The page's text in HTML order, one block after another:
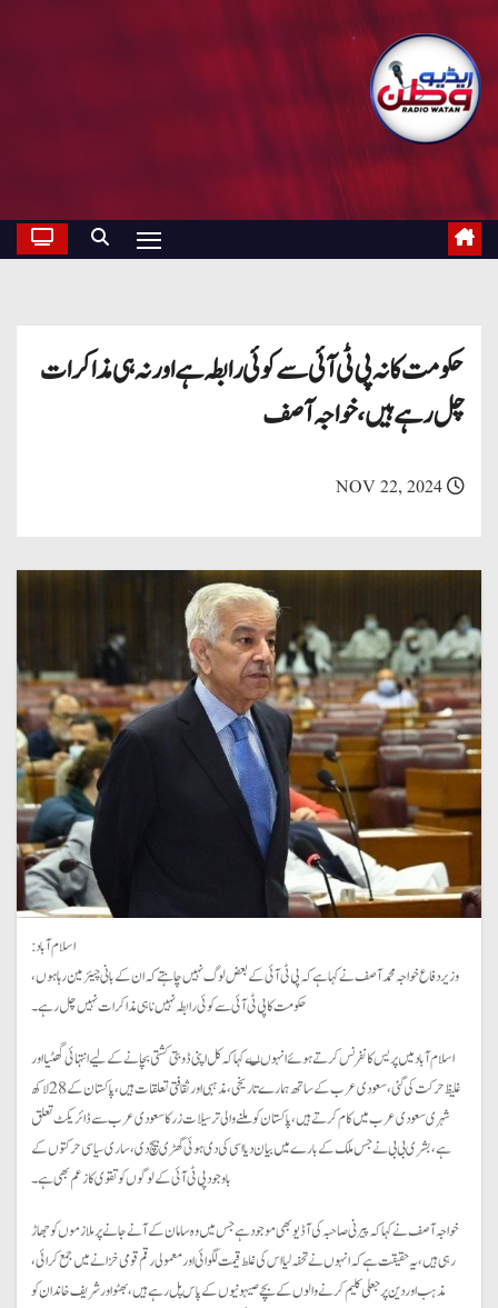
حکومت کا نہ پی ٹی آئی سے کوئی رابطہ ہے اور نہ ہی مذاکرات
چل رہے ہیں، خواجہ آصف
NOV 22, 2024
اسلام آباد:
وزیر دفاع خواجہ محمد آصف نے کہا ہے کہ پی ٹی آئی کے بعض لوگ نہیں چاہتے کہ ان کے بانی چیئرمین رہا ہوں،
حکومت کا پی ٹی آئی سے کوئی رابطہ نہیں نا ہی مذاکرات نہیں چل رہے۔
اسلام آباد میں پریس کانفرنس کرتے ہوئے انہوں ںے کہا کہ کل اپنی ڈوبتی کشتی بچانے کے لیے انتہائی گھٹیا اور
غلیظ حرکت کی گئی، سعودی عرب کے ساتھ ہمارے تاریخی، مذہبی اور ثقافتی تعلقات ہیں، پاکستان کے 28 لاکھ
شہری سعودی عرب میں کام کرتے ہیں، پاکستان کو ملنے والی ترسیلات زر کا سعودی عرب سے ڈائریکٹ تعلق
ہے، بشری بی بی نے جس ملک کے بارے میں بیان دیا اسی کی دی ہوئی گھڑی بیچ دی، ساری سیاسی حرکتوں کے
باوجود پی ٹی آئی کے لوگوں کو تقوی کا زعم بھی ہے۔
خواجہ آصف نے کہا کہ پیرنی صاحبہ کی آڈیو بھی موجود ہے جس میں وہ سامان کے آنے جانے پر ملازموں کو جھاڑ
رہی ہیں، یہ حقیقت ہے کہ انہوں نے تحفہ لیا اس کی غلط قیمت لگوائی اور معمولی رقم قومی خزانے میں جمع کرائی،
مذہب اور دین پر جعلی کلیم کرنے والوں کے بچے صیہونیوں کے پاس پل رہے ہیں، بھٹو اور شریف خاندان کو